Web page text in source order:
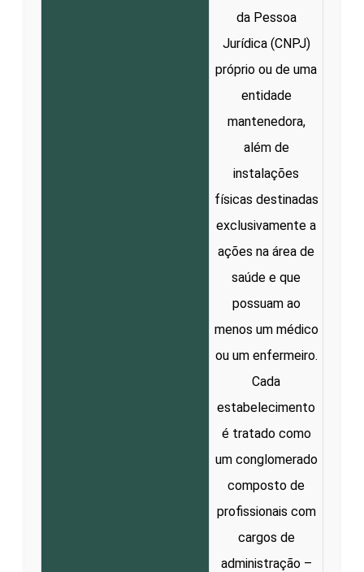
da Pessoa
Jurídica (CNPJ)
próprio ou de uma
entidade
mantenedora,
além de
instalações
físicas destinadas
exclusivamente a
ações na área de
saúde e que
possuam ao
menos um médico
ou um enfermeiro.
Cada
estabelecimento
é tratado como
um conglomerado
composto de
profissionais com
cargos de
administração –